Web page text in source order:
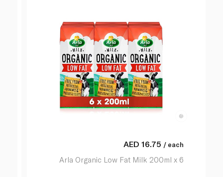
AED 16.75 / each
Arla Organic Low Fat Milk 200ml x 6